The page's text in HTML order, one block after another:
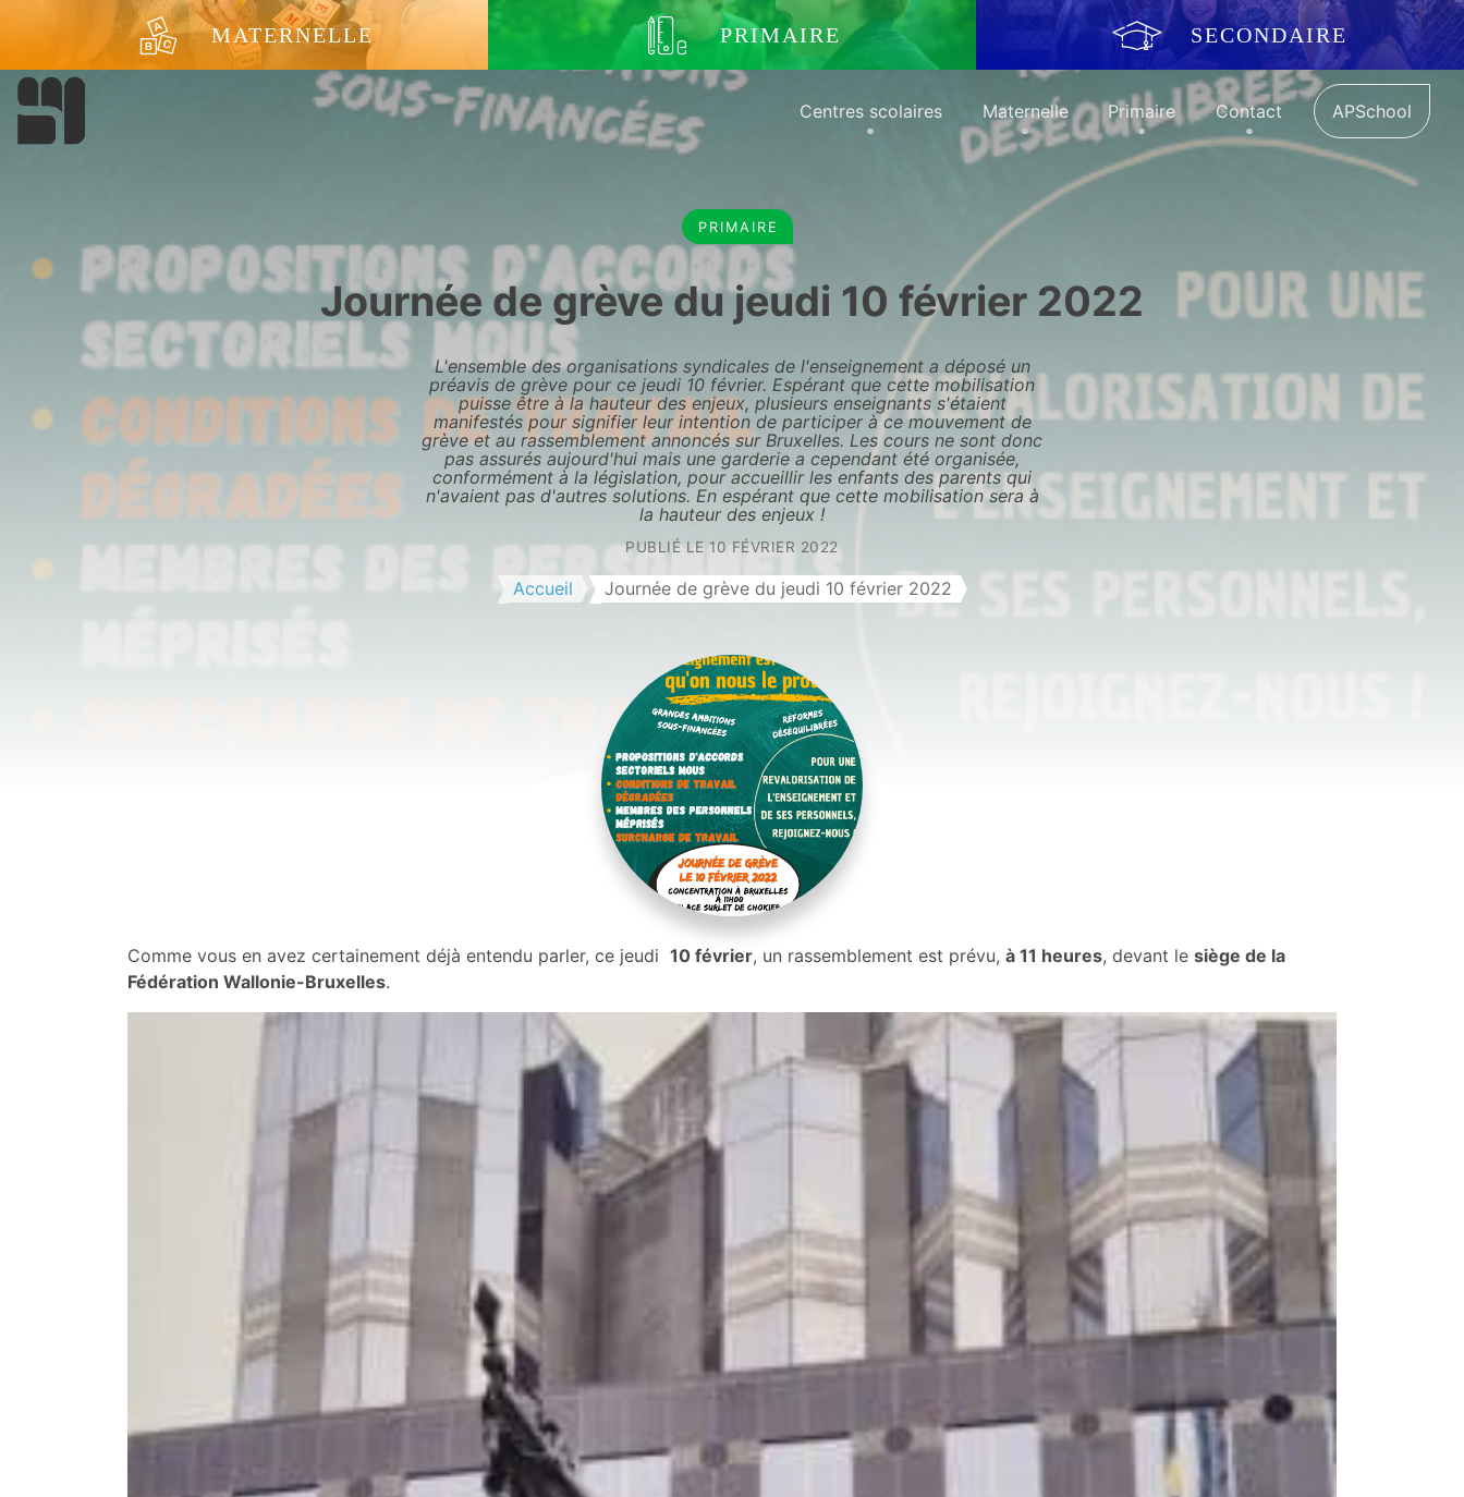
MATERNELLE PRIMAIRE SECONDAIRE
Centres scolaires Maternelle Primaire Contact APSchool
PRIMAIRE
Journée de grève du jeudi 10 février 2022
L'ensemble des organisations syndicales de l'enseignement a déposé un
préavis de grève pour ce jeudi 10 février. Espérant que cette mobilisation
puisse être à la hauteur des enjeux, plusieurs enseignants s'étaient
manifestés pour signifier leur intention de participer à ce mouvement de
grève et au rassemblement annoncés sur Bruxelles. Les cours ne sont donc
pas assurés aujourd'hui mais une garderie a cependant été organisée,
conformément à la législation, pour accueillir les enfants des parents qui
n'avaient pas d'autres solutions. En espérant que cette mobilisation sera à
la hauteur des enjeux !
PUBLIÉ LE10 FÉVRIER 2022
Accueil Journée de grève du jeudi 10 février 2022
Comme vous en avez certainement déjà entendu parler, ce jeudi 10 février, un rassemblement est prévu, à 11 heures, devant le siège de la
Fédération Wallonie-Bruxelles.